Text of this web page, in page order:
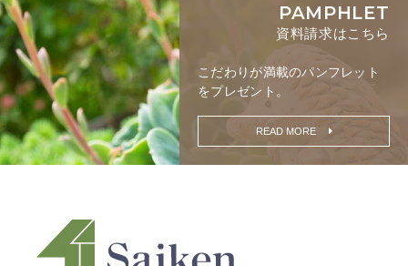
PAMPHLET
資料請求はこちら
こだわりが満載のパンフレット
をプレゼント。
READ MORE